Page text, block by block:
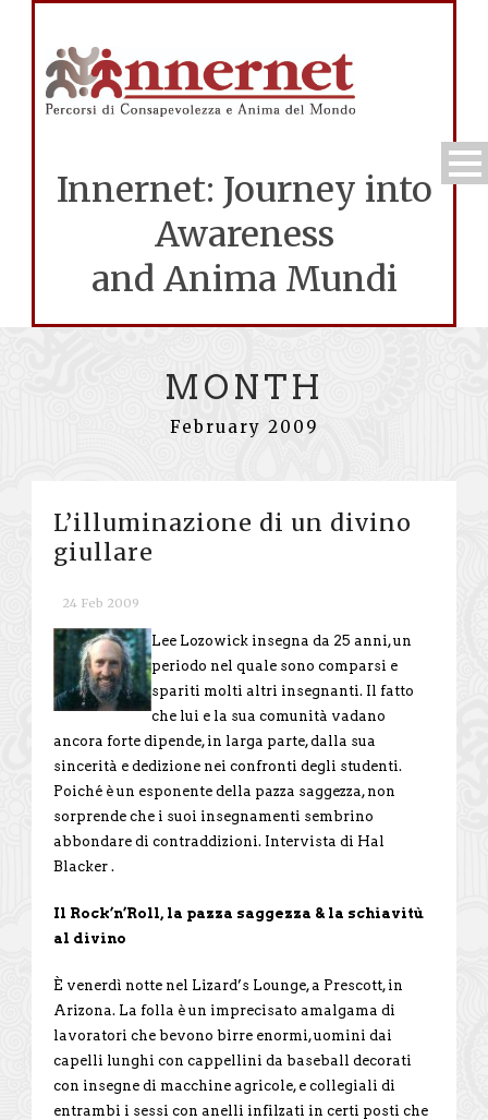
Innernet: Journey into
Awareness
and Anima Mundi
MONTH
February 2009
L’illuminazione di un divino
giullare
24 Feb 2009
Lee Lozowick insegna da 25 anni, un
periodo nel quale sono comparsi e
spariti molti altri insegnanti. Il fatto
che lui e la sua comunità vadano
ancora forte dipende, in larga parte, dalla sua
sincerità e dedizione nei confronti degli studenti.
Poiché è un esponente della pazza saggezza, non
sorprende che i suoi insegnamenti sembrino
abbondare di contraddizioni. Intervista di Hal
Blacker .
Il Rock’n’Roll, la pazza saggezza & la schiavitù
al divino
È venerdì notte nel Lizard’s Lounge, a Prescott, in
Arizona. La folla è un imprecisato amalgama di
lavoratori che bevono birre enormi, uomini dai
capelli lunghi con cappellini da baseball decorati
con insegne di macchine agricole, e collegiali di
entrambi i sessi con anelli infilzati in certi posti che